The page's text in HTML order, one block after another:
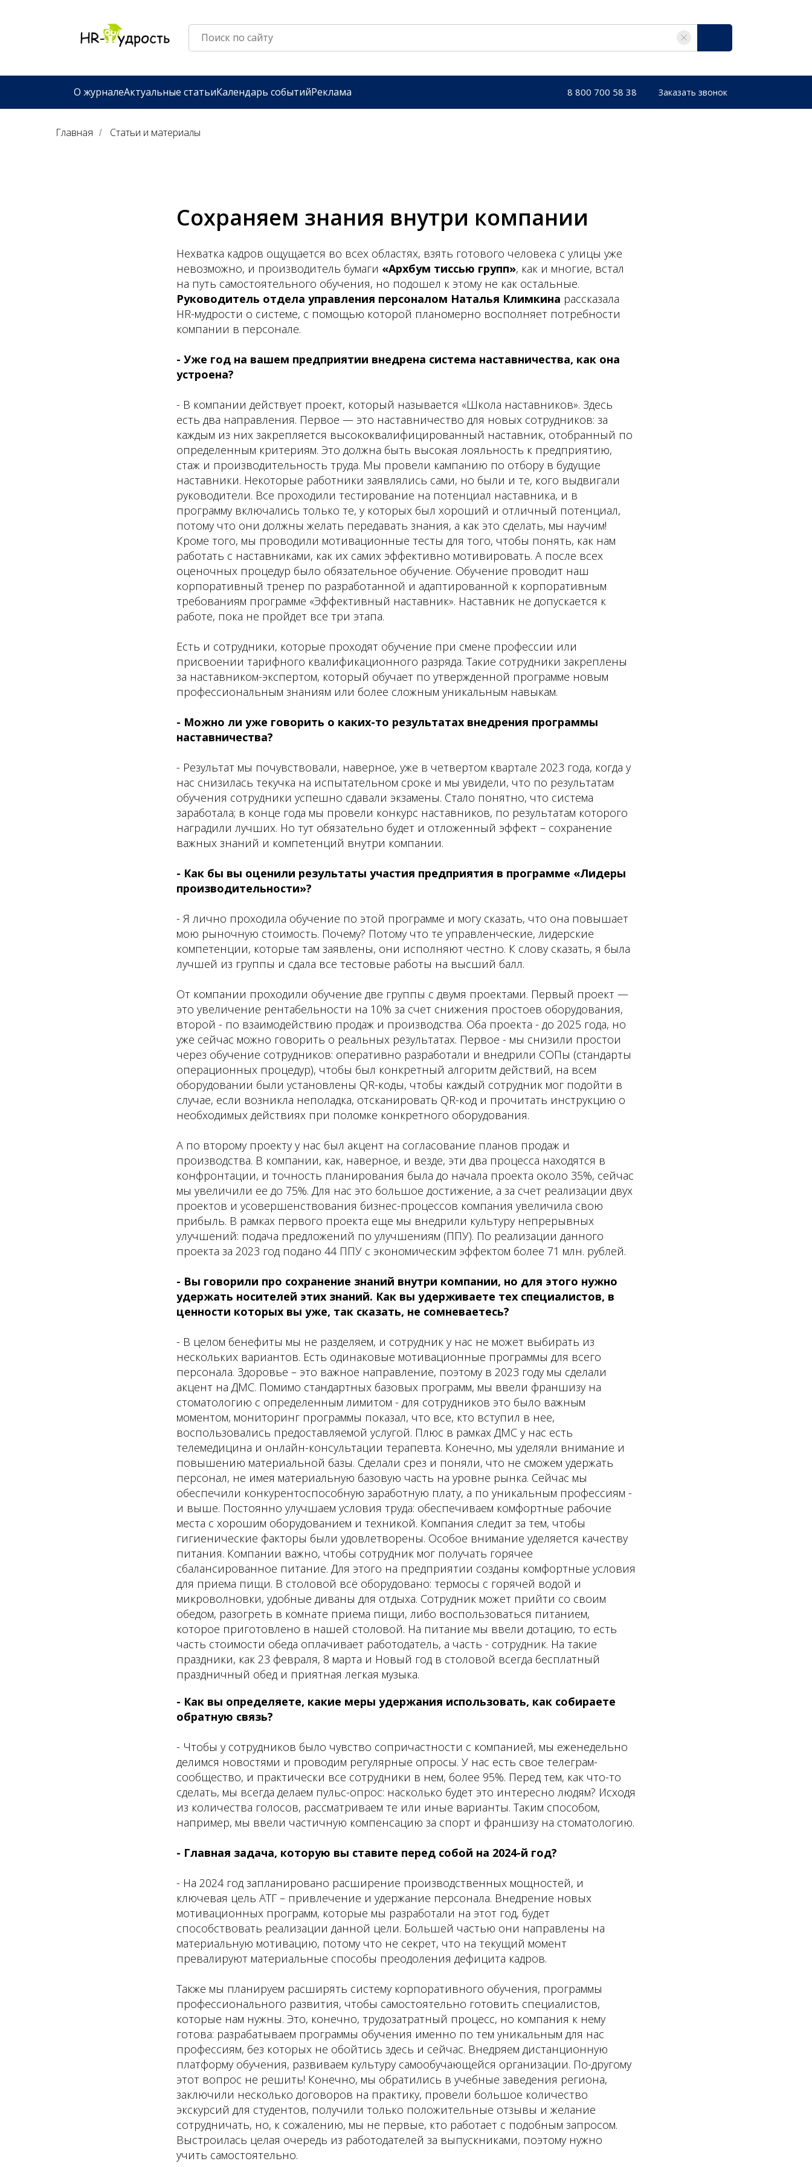
О журналеАктуальные статьиКалендарь событийРеклама 8 800 700 58 38 Заказать звонок
Главная / Статьи и материалы
Сохраняем знания внутри компании
Нехватка кадров ощущается во всех областях, взять готового человека с улицы уже
невозможно, и производитель бумаги «Архбум тиссью групп», как и многие, встал
на путь самостоятельного обучения, но подошел к этому не как остальные.
Руководитель отдела управления персоналом Наталья Климкина рассказала
HR-мудрости о системе, с помощью которой планомерно восполняет потребности
компании в персонале.
- Уже год на вашем предприятии внедрена система наставничества, как она
устроена?
- В компании действует проект, который называется «Школа наставников». Здесь
есть два направления. Первое — это наставничество для новых сотрудников: за
каждым из них закрепляется высококвалифицированный наставник, отобранный по
определенным критериям. Это должна быть высокая лояльность к предприятию,
стаж и производительность труда. Мы провели кампанию по отбору в будущие
наставники. Некоторые работники заявлялись сами, но были и те, кого выдвигали
руководители. Все проходили тестирование на потенциал наставника, и в
программу включались только те, у которых был хороший и отличный потенциал,
потому что они должны желать передавать знания, а как это сделать, мы научим!
Кроме того, мы проводили мотивационные тесты для того, чтобы понять, как нам
работать с наставниками, как их самих эффективно мотивировать. А после всех
оценочных процедур было обязательное обучение. Обучение проводит наш
корпоративный тренер по разработанной и адаптированной к корпоративным
требованиям программе «Эффективный наставник». Наставник не допускается к
работе, пока не пройдет все три этапа.
Есть и сотрудники, которые проходят обучение при смене профессии или
присвоении тарифного квалификационного разряда. Такие сотрудники закреплены
за наставником-экспертом, который обучает по утвержденной программе новым
профессиональным знаниям или более сложным уникальным навыкам.
- Можно ли уже говорить о каких-то результатах внедрения программы
наставничества?
- Результат мы почувствовали, наверное, уже в четвертом квартале 2023 года, когда у
нас снизилась текучка на испытательном сроке и мы увидели, что по результатам
обучения сотрудники успешно сдавали экзамены. Стало понятно, что система
заработала; в конце года мы провели конкурс наставников, по результатам которого
наградили лучших. Но тут обязательно будет и отложенный эффект – сохранение
важных знаний и компетенций внутри компании.
- Как бы вы оценили результаты участия предприятия в программе «Лидеры
производительности»?
- Я лично проходила обучение по этой программе и могу сказать, что она повышает
мою рыночную стоимость. Почему? Потому что те управленческие, лидерские
компетенции, которые там заявлены, они исполняют честно. К слову сказать, я была
лучшей из группы и сдала все тестовые работы на высший балл.
От компании проходили обучение две группы с двумя проектами. Первый проект —
это увеличение рентабельности на 10% за счет снижения простоев оборудования,
второй - по взаимодействию продаж и производства. Оба проекта - до 2025 года, но
уже сейчас можно говорить о реальных результатах. Первое - мы снизили простои
через обучение сотрудников: оперативно разработали и внедрили СОПы (стандарты
операционных процедур), чтобы был конкретный алгоритм действий, на всем
оборудовании были установлены QR-коды, чтобы каждый сотрудник мог подойти в
случае, если возникла неполадка, отсканировать QR-код и прочитать инструкцию о
необходимых действиях при поломке конкретного оборудования.
А по второму проекту у нас был акцент на согласование планов продаж и
производства. В компании, как, наверное, и везде, эти два процесса находятся в
конфронтации, и точность планирования была до начала проекта около 35%, сейчас
мы увеличили ее до 75%. Для нас это большое достижение, а за счет реализации двух
проектов и усовершенствования бизнес-процессов компания увеличила свою
прибыль. В рамках первого проекта еще мы внедрили культуру непрерывных
улучшений: подача предложений по улучшениям (ППУ). По реализации данного
проекта за 2023 год подано 44 ППУ с экономическим эффектом более 71 млн. рублей.
- Вы говорили про сохранение знаний внутри компании, но для этого нужно
удержать носителей этих знаний. Как вы удерживаете тех специалистов, в
ценности которых вы уже, так сказать, не сомневаетесь?
- В целом бенефиты мы не разделяем, и сотрудник у нас не может выбирать из
нескольких вариантов. Есть одинаковые мотивационные программы для всего
персонала. Здоровье – это важное направление, поэтому в 2023 году мы сделали
акцент на ДМС. Помимо стандартных базовых программ, мы ввели франшизу на
стоматологию с определенным лимитом - для сотрудников это было важным
моментом, мониторинг программы показал, что все, кто вступил в нее,
воспользовались предоставляемой услугой. Плюс в рамках ДМС у нас есть
телемедицина и онлайн-консультации терапевта. Конечно, мы уделяли внимание и
повышению материальной базы. Сделали срез и поняли, что не сможем удержать
персонал, не имея материальную базовую часть на уровне рынка. Сейчас мы
обеспечили конкурентоспособную заработную плату, а по уникальным профессиям -
и выше. Постоянно улучшаем условия труда: обеспечиваем комфортные рабочие
места с хорошим оборудованием и техникой. Компания следит за тем, чтобы
гигиенические факторы были удовлетворены. Особое внимание уделяется качеству
питания. Компании важно, чтобы сотрудник мог получать горячее
сбалансированное питание. Для этого на предприятии созданы комфортные условия
для приема пищи. В столовой всё оборудовано: термосы с горячей водой и
микроволновки, удобные диваны для отдыха. Сотрудник может прийти со своим
обедом, разогреть в комнате приема пищи, либо воспользоваться питанием,
которое приготовлено в нашей столовой. На питание мы ввели дотацию, то есть
часть стоимости обеда оплачивает работодатель, а часть - сотрудник. На такие
праздники, как 23 февраля, 8 марта и Новый год в столовой всегда бесплатный
праздничный обед и приятная легкая музыка.
- Как вы определяете, какие меры удержания использовать, как собираете
обратную связь?
- Чтобы у сотрудников было чувство сопричастности с компанией, мы еженедельно
делимся новостями и проводим регулярные опросы. У нас есть свое телеграм-
сообщество, и практически все сотрудники в нем, более 95%. Перед тем, как что-то
сделать, мы всегда делаем пульс-опрос: насколько будет это интересно людям? Исходя
из количества голосов, рассматриваем те или иные варианты. Таким способом,
например, мы ввели частичную компенсацию за спорт и франшизу на стоматологию.
- Главная задача, которую вы ставите перед собой на 2024-й год?
- На 2024 год запланировано расширение производственных мощностей, и
ключевая цель АТГ – привлечение и удержание персонала. Внедрение новых
мотивационных программ, которые мы разработали на этот год, будет
способствовать реализации данной цели. Большей частью они направлены на
материальную мотивацию, потому что не секрет, что на текущий момент
превалируют материальные способы преодоления дефицита кадров.
Также мы планируем расширять систему корпоративного обучения, программы
профессионального развития, чтобы самостоятельно готовить специалистов,
которые нам нужны. Это, конечно, трудозатратный процесс, но компания к нему
готова: разрабатываем программы обучения именно по тем уникальным для нас
профессиям, без которых не обойтись здесь и сейчас. Внедряем дистанционную
платформу обучения, развиваем культуру самообучающейся организации. По-другому
этот вопрос не решить! Конечно, мы обратились в учебные заведения региона,
заключили несколько договоров на практику, провели большое количество
экскурсий для студентов, получили только положительные отзывы и желание
сотрудничать, но, к сожалению, мы не первые, кто работает с подобным запросом.
Выстроилась целая очередь из работодателей за выпускниками, поэтому нужно
учить самостоятельно.